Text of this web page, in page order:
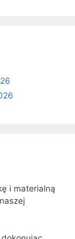
i materialną